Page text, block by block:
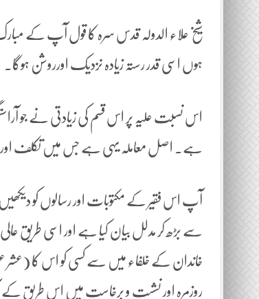
شیخ علاء الدولہ قدس سرہ کا قول آپ کے مبارک
ہوں اسی قدر رستہ زیادہ نزدیک اورروشن ہوگا۔
اس نسبت علیہ پر اس قسم کی زیادتی نے جو
ہے۔ اصل معاملہ یہی ہے جس میں تکلف اور
آپ اس فقیر کے مکتوبات اور رسالوں کو
سے بڑھ کر مدلل بیان کیا ہے اور اسی طریق
روزمرہ اور نشست و برخاست میں اس طریق کے